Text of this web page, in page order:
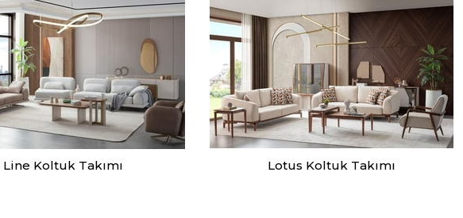
Line Koltuk Takımı Lotus Koltuk Takımı